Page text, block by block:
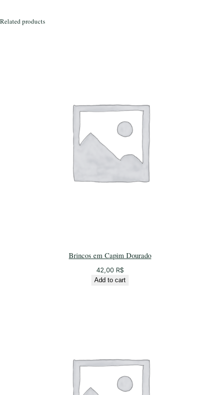
d
Related products
Brincos em Capim Dourado
42,00 R$
Add to cart